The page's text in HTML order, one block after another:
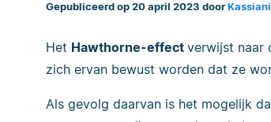
Gepubliceerd op 20 april 2023 door
Het Hawthorne-effect verwijst naar
zich ervan bewust worden dat ze
Als gevolg daarvan is het mogelijk